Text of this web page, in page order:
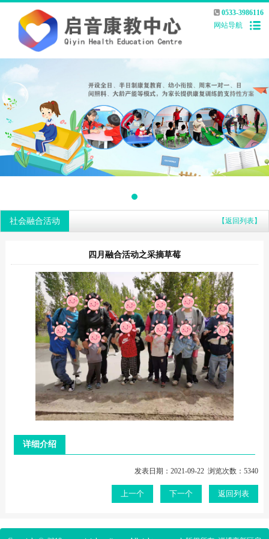
0533-3986116
网站导航
社会融合活动 【返回列表】
四月融合活动之采摘草莓
详细介绍
发表日期：2021-09-22 浏览次数：5340
上一个 下一个 返回列表